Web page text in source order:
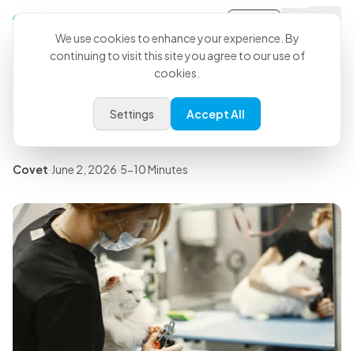
Back to all articles
Modèle de compte rendu de
consultation vétérinaire :
gratuit et personnalisable
Covet·June 2, 2026·5-10 Minutes
We use cookies to enhance your experience. By
continuing to visit this site you agree to our use of
cookies.
Settings Accept All